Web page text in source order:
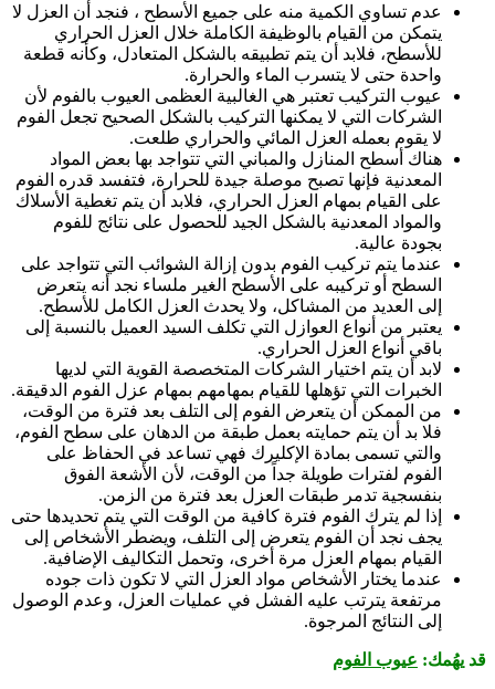
عدم تساوي الكمية منه على جميع الأسطح ، فنجد أن العزل لا
يتمكن من القيام بالوظيفة الكاملة خلال العزل الحراري
للأسطح، فلابد أن يتم تطبيقه بالشكل المتعادل، وكأنه قطعة
واحدة حتى لا يتسرب الماء والحرارة.
عيوب التركيب تعتبر هي الغالبية العظمى العيوب بالفوم لأن
الشركات التي لا يمكنها التركيب بالشكل الصحيح تجعل الفوم
لا يقوم بعمله العزل المائي والحراري طلعت.
هناك أسطح المنازل والمباني التي تتواجد بها بعض المواد
المعدنية فإنها تصبح موصلة جيدة للحرارة، فتفسد قدره الفوم
على القيام بمهام العزل الحراري، فلابد أن يتم تغطية الأسلاك
والمواد المعدنية بالشكل الجيد للحصول على نتائج للفوم
بجودة عالية.
عندما يتم تركيب الفوم بدون إزالة الشوائب التي تتواجد على
السطح أو تركيبه على الأسطح الغير ملساء نجد أنه يتعرض
إلى العديد من المشاكل، ولا يحدث العزل الكامل للأسطح.
يعتبر من أنواع العوازل التي تكلف السيد العميل بالنسبة إلى
باقي أنواع العزل الحراري.
لابد أن يتم اختيار الشركات المتخصصة القوية التي لديها
الخبرات التي تؤهلها للقيام بمهامهم بمهام عزل الفوم الدقيقة.
من الممكن أن يتعرض الفوم إلى التلف بعد فترة من الوقت،
فلا بد أن يتم حمايته بعمل طبقة من الدهان على سطح الفوم،
والتي تسمى بمادة الإكليرك فهي تساعد في الحفاظ على
الفوم لفترات طويلة جداً من الوقت، لأن الأشعة الفوق
بنفسجية تدمر طبقات العزل بعد فترة من الزمن.
إذا لم يترك الفوم فترة كافية من الوقت التي يتم تحديدها حتى
يجف نجد أن الفوم يتعرض إلى التلف، ويضطر الأشخاص إلى
القيام بمهام العزل مرة أخرى، وتحمل التكاليف الإضافية.
عندما يختار الأشخاص مواد العزل التي لا تكون ذات جوده
مرتفعة يترتب عليه الفشل في عمليات العزل، وعدم الوصول
إلى النتائج المرجوة.
قد يهُمك: عيوب الفوم